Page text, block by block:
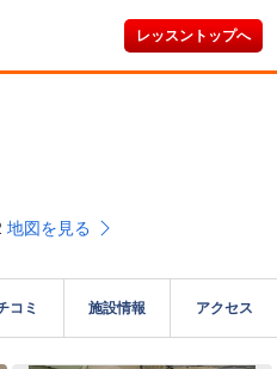
レッスントップへ
地図を見る
コミ 施設情報 アクセス